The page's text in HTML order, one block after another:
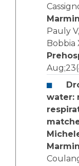
Pauly V,
Bobbia
water: